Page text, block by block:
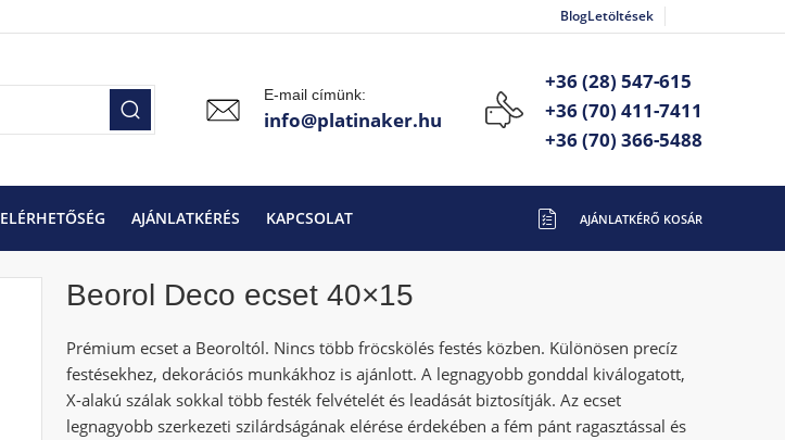
BlogLetöltések
E-mail címünk:
info@platinaker.hu
+36 (28) 547-615
+36 (70) 411-7411
+36 (70) 366-5488
ELÉRHETŐSÉG AJÁNLATKÉRÉS KAPCSOLAT
Beorol Deco ecset 40×15
Prémium ecset a Beoroltól. Nincs több fröcskölés festés közben. Különösen precíz
festésekhez, dekorációs munkákhoz is ajánlott. A legnagyobb gonddal kiválogatott,
X-alakú szálak sokkal több festék felvételét és leadását biztosítják. Az ecset
legnagyobb szerkezeti szilárdságának elérése érdekében a fém pánt ragasztással és